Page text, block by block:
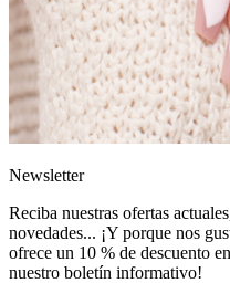
Newsletter
Reciba nuestras ofertas
novedades... ¡Y porque nos
ofrece un 10 % de descuento
nuestro boletín informativo!